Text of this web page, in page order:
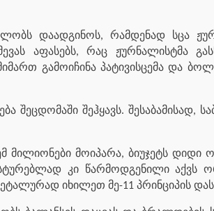
დაადგინოს, რამდენად სცა
აფასებს, რაც ჟურნალისტმა
გამოიჩინა პატივისცემა და
შეჰყავს. შესაბამისად,
მილიონები მოიპარა, ბიუჯეტს დიდი
კი წარმოდგენილი აქვს
იხილეთ მე-11 პრინციპის